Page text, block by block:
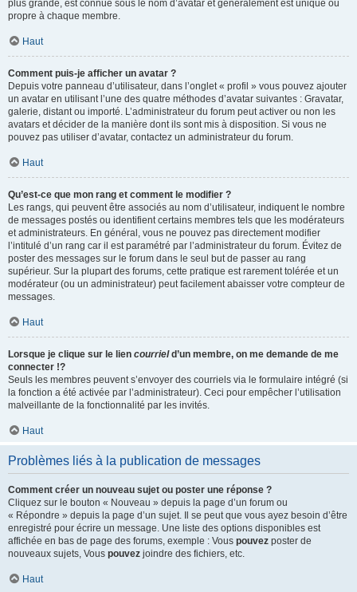
plus grande, est connue sous le nom d’avatar et généralement est unique ou
propre à chaque membre.
Haut
Comment puis-je afficher un avatar ?
Depuis votre panneau d’utilisateur, dans l’onglet « profil » vous pouvez ajouter
un avatar en utilisant l’une des quatre méthodes d’avatar suivantes : Gravatar,
galerie, distant ou importé. L’administrateur du forum peut activer ou non les
avatars et décider de la manière dont ils sont mis à disposition. Si vous ne
pouvez pas utiliser d’avatar, contactez un administrateur du forum.
Haut
Qu’est-ce que mon rang et comment le modifier ?
Les rangs, qui peuvent être associés au nom d’utilisateur, indiquent le nombre
de messages postés ou identifient certains membres tels que les modérateurs
et administrateurs. En général, vous ne pouvez pas directement modifier
l’intitulé d’un rang car il est paramétré par l’administrateur du forum. Évitez de
poster des messages sur le forum dans le seul but de passer au rang
supérieur. Sur la plupart des forums, cette pratique est rarement tolérée et un
modérateur (ou un administrateur) peut facilement abaisser votre compteur de
messages.
Haut
Lorsque je clique sur le lien courrield’un membre, on me demande de me
connecter !?
Seuls les membres peuvent s’envoyer des courriels via le formulaire intégré (si
la fonction a été activée par l’administrateur). Ceci pour empêcher l’utilisation
malveillante de la fonctionnalité par les invités.
Haut
Problèmes liés à la publication de messages
Comment créer un nouveau sujet ou poster une réponse ?
Cliquez sur le bouton « Nouveau » depuis la page d’un forum ou
« Répondre » depuis la page d’un sujet. Il se peut que vous ayez besoin d’être
enregistré pour écrire un message. Une liste des options disponibles est
affichée en bas de page des forums, exemple : Vous pouvez poster de
nouveaux sujets, Vous pouvez joindre des fichiers, etc.
Haut